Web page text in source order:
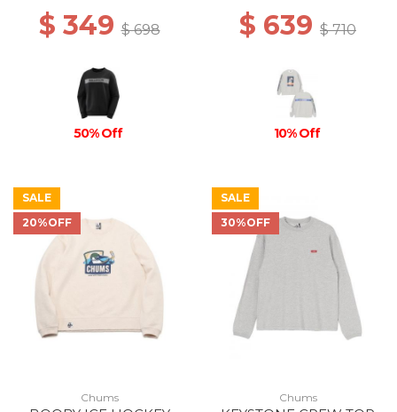
$ 349$ 698
50% Off
$ 639 $ 710
10% Off
SALE
20%OFF
Chums
SALE
30%OFF
Chums